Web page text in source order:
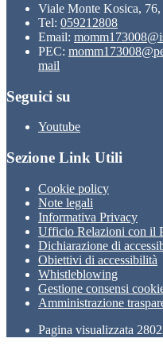
Viale Monte Kosica,
Tel: 059212808
Email:
PEC:
mail
Seguici su
Youtube
Sezione Link Utili
Cookie policy
Note legali
Informativa Privacy
Ufficio Relazioni con il
Dichiarazione di
Obiettivi di accessibilità
Whistleblowing
Gestione consensi
Amministrazione
Pagina visualizzata